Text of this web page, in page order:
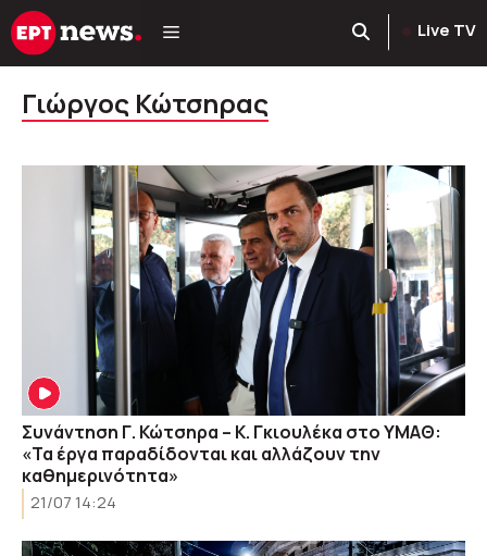
Μετάβαση
σε
Live TV
Γιώργος Κώτσηρας
Συνάντηση Γ. Κώτσηρα – Κ. Γκιουλέκα στο ΥΜΑΘ:
«Τα έργα παραδίδονται και αλλάζουν την
καθημερινότητα»
21/07 14:24